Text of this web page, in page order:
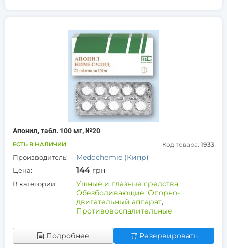
Апонил, табл. 100 мг, №20
ЕСТЬ В НАЛИЧИИ Код товара: 1933
Производитель: Medochemie (Кипр)
Цена: 144 грн
В категории: Ушные и глазные средства,
Обезболивающие, Опорно-
двигательный аппарат,
Противовоспалительные
Подробнее Резервировать